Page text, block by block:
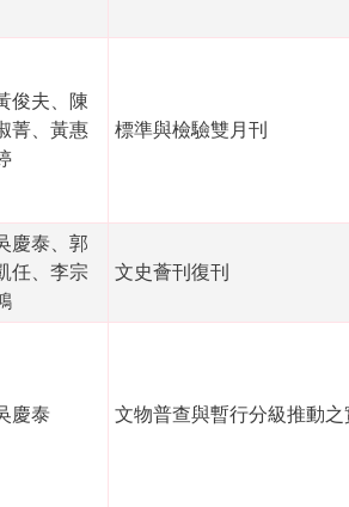
俊夫、陳
菁、黃惠
標準與檢驗雙月刊
慶泰、郭
任、李宗
文史薈刊復刊
慶泰 文物普查與暫行分級推動